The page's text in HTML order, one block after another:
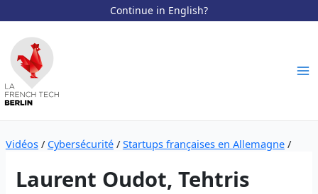
Continue in English?
contenu
Vidéos/ Cybersécurité/ Startups françaises en Allemagne/
Laurent Oudot, Tehtris